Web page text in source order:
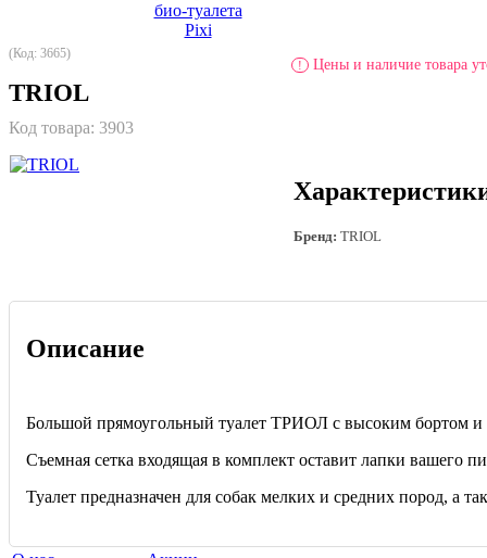
(Код: 3665)
! Цены и наличие товара
TRIOL
Код товара: 3903
Бренд: TRIOL
Описание
Большой прямоугольный туалет ТРИОЛ с высоким бортом и
Съемная сетка входящая в комплект оставит лапки вашего
Туалет предназначен для собак мелких и средних пород, а